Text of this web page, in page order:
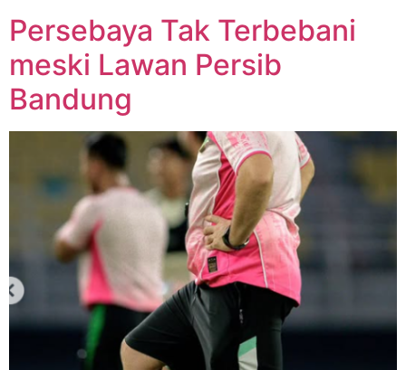
Persebaya Tak Terbebani
meski Lawan Persib
Bandung